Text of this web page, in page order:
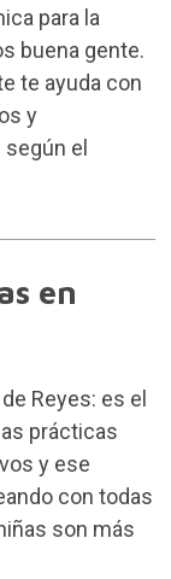
para la
buena gente.
te ayuda con
y
el
en
Reyes: es el
prácticas
y ese
con todas
son más